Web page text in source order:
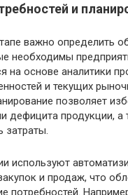
и
важно определить
необходимы
на основе аналитики
и текущих
позволяет
дефицита продукции, а
затраты.
используют
и продаж, что
потребностей.